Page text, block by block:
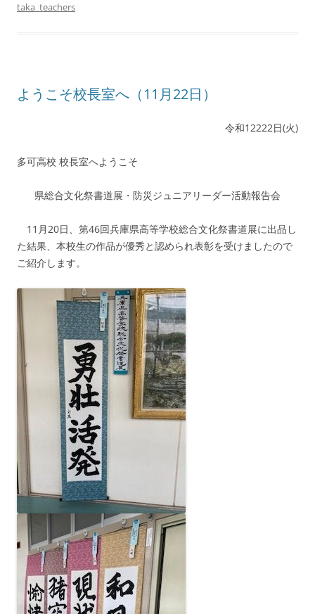
taka_teachers
ようこそ校長室へ（11月22日）
令和12222日(火)
多可高校 校長室へようこそ
県総合文化祭書道展・防災ジュニアリーダー活動報告会
11月20日、第46回兵庫県高等学校総合文化祭書道展に出品し
た結果、本校生の作品が優秀と認められ表彰を受けましたので
ご紹介します。